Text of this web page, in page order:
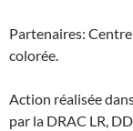
Partenaires:
colorée.
Action réalisée
par la DRAC LR,